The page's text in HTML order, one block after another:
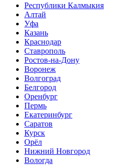
Республики Калмыкия
Алтай
Уфа
Казань
Краснодар
Ставрополь
Ростов-на-Дону
Воронеж
Волгоград
Белгород
Оренбург
Пермь
Екатеринбург
Саратов
Курск
Орёл
Нижний Новгород
Вологда